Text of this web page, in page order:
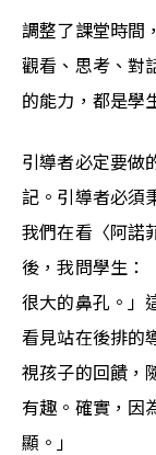
調整了課堂時間
觀看、思考、對
的能力，都是學
引導者必定要做
記。引導者必須
我們在看〈阿諾
後，我問學生：
很大的鼻孔。」
看見站在後排的
視孩子的回饋，
有趣。確實，因
顯。」